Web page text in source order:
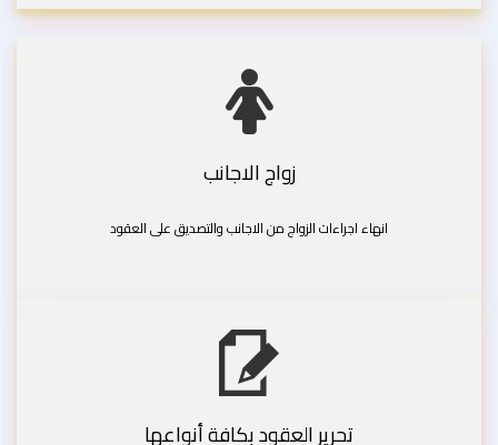
زواج الاجانب
انهاء اجراءات الزواج من الاجانب والتصديق على العقود
تحرير العقود بكافة أنواعها